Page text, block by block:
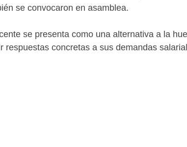
se convocaron en asamblea.
se presenta como una alternativa a la
respuestas concretas a sus demandas